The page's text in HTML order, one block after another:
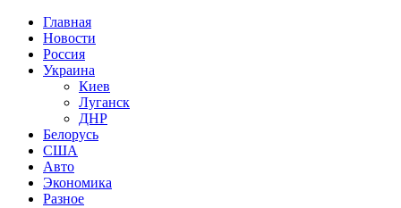
Главная
Новости
Россия
Украина
Киев
Луганск
ДНР
Белорусь
США
Авто
Экономика
Разное